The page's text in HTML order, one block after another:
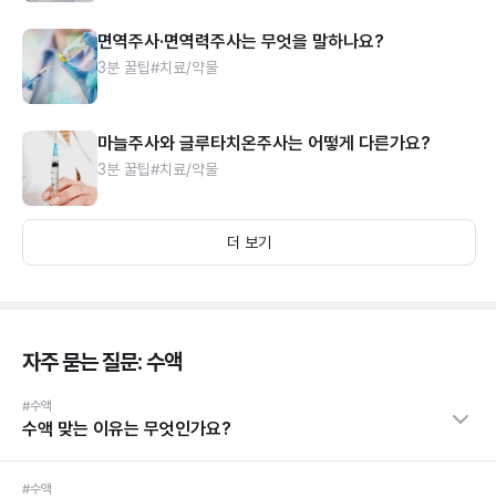
면역주사·면역력주사는 무엇을 말하나요?
3분 꿀팁#치료/약물
마늘주사와 글루타치온주사는 어떻게 다른가요?
3분 꿀팁#치료/약물
더 보기
자주 묻는 질문: 수액
#수액
수액 맞는 이유는 무엇인가요?
#수액